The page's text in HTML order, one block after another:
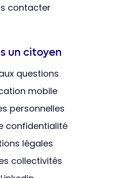
contacter
un citoyen
questions
mobile
personnelles
confidentialité
légales
collectivités